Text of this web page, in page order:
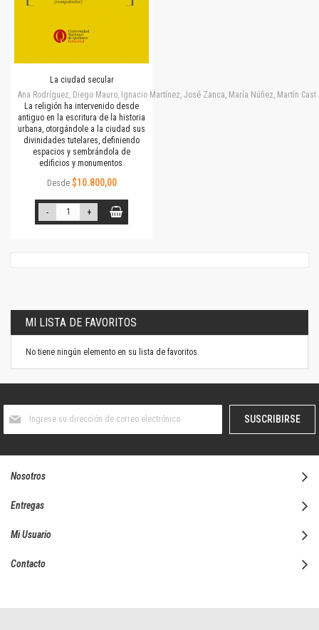
La ciudad secular
Ana Rodríguez, Diego Mauro, Ignacio Martínez, José Zanca, María Núñez, Martín
La religión ha intervenido desde
antiguo en la escritura de la historia
urbana, otorgándole a la ciudad sus
divinidades tutelares, definiendo
espacios y sembrándola de
edificios y monumentos.
Desde $10.800,00
- +
MI LISTA DE FAVORITOS
No tiene ningún elemento en su lista de favoritos.
boletín
SUSCRIBIRSE
Nosotros
Entregas
Mi Usuario
Contacto